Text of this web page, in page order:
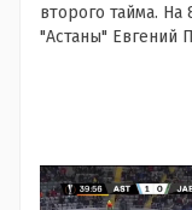
второго тайма.
"Астаны" Евгений